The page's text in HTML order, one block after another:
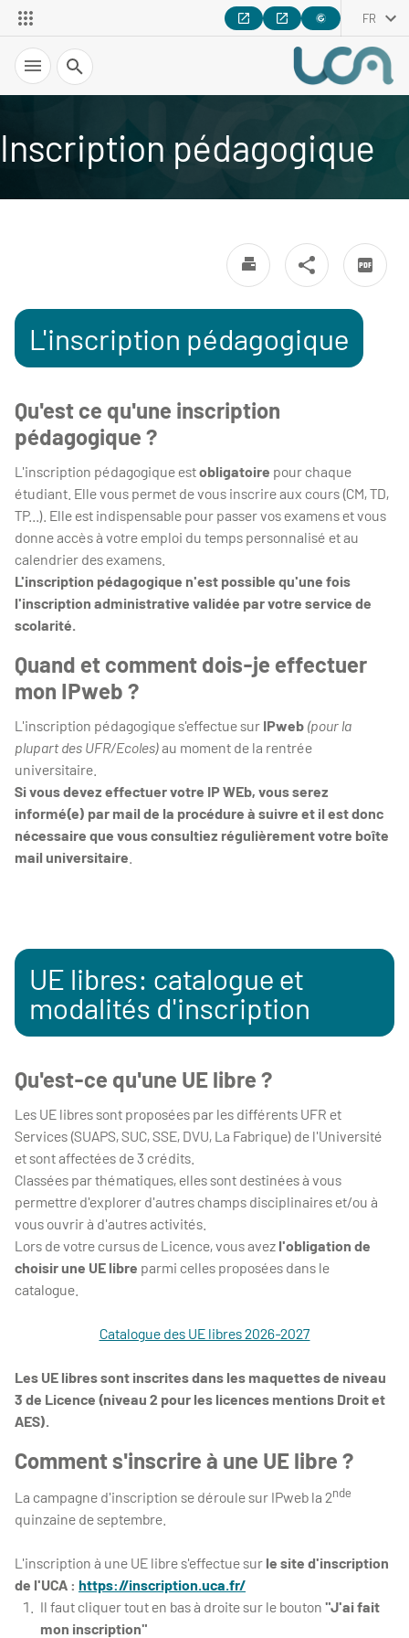
FR
Recherche
Inscription pédagogique
L'inscription pédagogique
Qu'est ce qu'une inscription
pédagogique ?
L'inscription pédagogique estobligatoire pour chaque
étudiant. Elle vous permet de vous inscrire aux cours (CM, TD,
TP...). Elle est indispensable pour passer vos examens et vous
donne accès à votre emploi du temps personnalisé et au
calendrier des examens.
L'inscription pédagogique n'est possible qu'une fois
l'inscription administrative validée par votre service de
scolarité.
Quand et comment dois-je effectuer
mon IPweb ?
L'inscription pédagogique s'effectue sur IPweb (pour la
plupart des UFR/Ecoles)au moment de la rentrée
universitaire.
Si vous devez effectuer votre IP WEb, vous serez
informé(e) par mail de la procédure à suivre et il est donc
nécessaire que vous consultiez régulièrement votre boîte
mail universitaire
UE libres: catalogue et
modalités d'inscription
Qu'est-ce qu'une UE libre ?
Les UE libres sont proposées par les différents UFR et
Services (SUAPS, SUC, SSE, DVU, La Fabrique) de l'Université
et sont affectées de 3 crédits.
Classées par thématiques, elles sont destinées à vous
permettre d'explorer d'autres champs disciplinaires et/ou à
vous ouvrir à d'autres activités.
Lors de votre cursus de Licence, vous avez l'obligation de
choisir une UE libre parmi celles proposées dans le
catalogue.
Catalogue des UE libres 2026-2027
Les UE libres sont inscrites dans les maquettes de niveau
3 de Licence (niveau 2 pour les licences mentions Droit et
AES).
Comment s'inscrire à une UE libre ?
La campagne d'inscription se déroule sur IPweb la 2nde
quinzaine de septembre.
L'inscription à une UE libre s'effectue sur le site d'inscription
de l'UCA : https://inscription.uca.fr/
Il faut cliquer tout en bas à droite sur le bouton "J'ai fait
mon inscription"